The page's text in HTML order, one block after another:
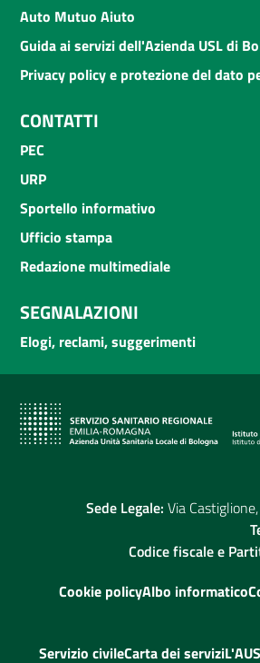
Auto Mutuo Aiuto
Guida ai servizi dell'Azienda USL di
Privacy policy e protezione del dato
CONTATTI
PEC
URP
Sportello informativo
Ufficio stampa
Redazione multimediale
SEGNALAZIONI
Elogi, reclami, suggerimenti
Sede Legale: Via
Codice fiscale e
Cookie policyAlbo informatico
Servizio civileCarta dei servizi